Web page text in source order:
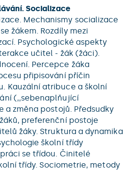
Socializace
Mechanismy socializace
žákem. Rozdíly mezi
Psychologické aspekty
učitel - žák (žáci).
Percepce žáka
připisování příčin
Kauzální atribuce a školní
(,,sebenaplňující
a změna postojů. Předsudky
preferenční postoje
žáky. Struktura a dynamika
školní třídy
se třídou. Činitelé
třídy. Sociometrie, metody